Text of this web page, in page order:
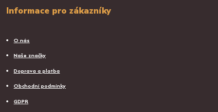
Informace pro zákazníky
O nás
Naše značky
Doprava a platba
Obchodní podmínky
GDPR